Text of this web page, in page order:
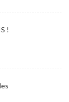
!